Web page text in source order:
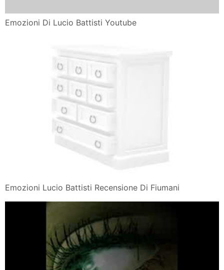
Emozioni Di Lucio Battisti Youtube
Emozioni Lucio Battisti Recensione Di Fiumani